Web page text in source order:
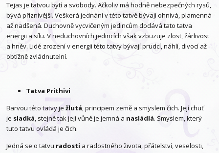
Tejas je tatvou bytí a svobody. Ačkoliv má hodně nebezpečných rysů,
bývá příznivější. Veškerá jednání v této tatvě bývají ohnivá, plamenná
až nadšená. Duchovně vycvičeným jedincům dodává tato tatva
energii a sílu. V neduchovních jedincích však vzbuzuje zlost, žárlivost
a hněv. Lidé zrození v energii této tatvy bývají prudcí, náhlí, divocí až
obtížně zvládnutelní.
Tatva Prithivi
Barvou této tatvy ježlutá, principem země a smyslem čich. Její chuť
je sladká, stejně tak její vůně je jemná a nasládlá. Smyslem, který
tuto tatvu ovládá je čich.
Jedná se o tatvu radosti a radostného života, přátelství, veselosti,